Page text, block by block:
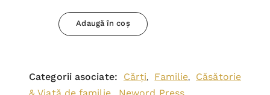
Adaugă în coș
Categorii asociate: Cărți, Familie,
Căsătorie